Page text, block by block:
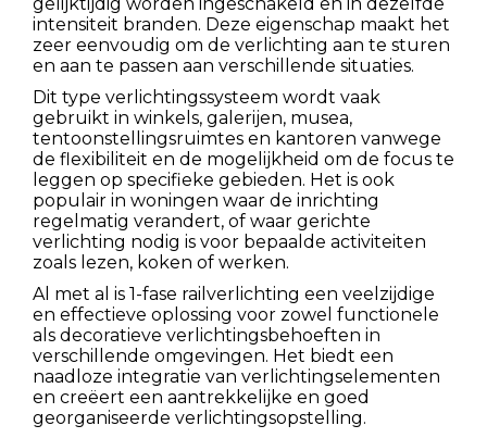
intensiteit branden. Deze eigenschap maakt het
zeer eenvoudig om de verlichting aan te sturen
en aan te passen aan verschillende situaties.
Dit type verlichtingssysteem wordt vaak
gebruikt in winkels, galerijen, musea,
tentoonstellingsruimtes en kantoren vanwege
de flexibiliteit en de mogelijkheid om de focus te
leggen op specifieke gebieden. Het is ook
populair in woningen waar de inrichting
regelmatig verandert, of waar gerichte
verlichting nodig is voor bepaalde activiteiten
zoals lezen, koken of werken.
Al met al is 1-fase railverlichting een veelzijdige
en effectieve oplossing voor zowel functionele
als decoratieve verlichtingsbehoeften in
verschillende omgevingen. Het biedt een
naadloze integratie van verlichtingselementen
en creëert een aantrekkelijke en goed
georganiseerde verlichtingsopstelling.